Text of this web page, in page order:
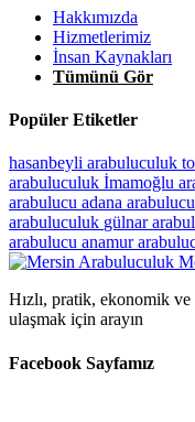
Hakkımızda
Hizmetlerimiz
İnsan Kaynakları
Tümünü Gör
Popüler Etiketler
hasanbeyli arabuluculuk
arabuluculuk İmamoğlu
arabulucu adana arabulucu
arabuluculuk gülnar
arabulucu anamur
Hızlı, pratik, ekonomik
ulaşmak için arayın
Facebook Sayfamız